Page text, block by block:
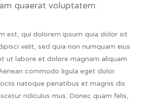
quaerat voluptatem.
est, qui dolorem ipsum quia dolor sit
velit, sed quia non numquam eius
ut labore et dolore magnam aliquam
commodo ligula eget dolor
natoque penatibus et magnis dis
ridiculus mus. Donec quam felis,